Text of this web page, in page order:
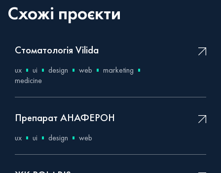
Схожі проєкти
Стоматологія Vilida
ux ui design web
marketing
medicine
Препарат АНАФЕРОН
ux ui design web